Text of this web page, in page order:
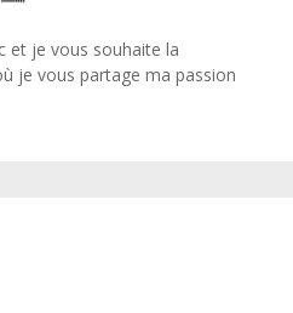
et je vous souhaite la
je vous partage ma passion